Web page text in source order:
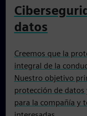
datos
Creemos que la
integral de la
Nuestro objetivo
protección de
para la compañía y